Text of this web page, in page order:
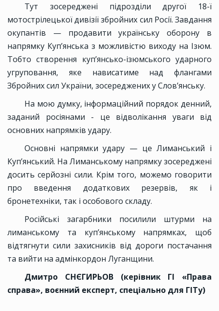
Тут зосереджені підрозділи другої 18-ї
мотострілецької дивізії збройних сил Росії. Завдання
окупантів — продавити українську оборону в
напрямку Куп’янська з можливістю виходу на Ізюм.
Тобто створення куп’янсько-ізюмського ударного
угруповання, яке нависатиме над флангами
Збройних сил України, зосереджених у Слов’янську.
На мою думку, інформаційний порядок денний,
заданий росіянами - це відволікання уваги від
основних напрямків удару.
Основні напрямки удару — це Лиманський і
Куп’янський. На Лиманському напрямку зосереджені
досить серйозні сили. Крім того, можемо говорити
про введення додаткових резервів, як і
бронетехніки, так і особового складу.
Російські загарбники посилили штурми на
лиманському та куп’янському напрямках, щоб
відтягнути сили захисників від дороги постачання
та вийти на адмінкордон Луганщини.
Дмитро СНЄГИРЬОВ (керівник ГІ «Права
справа», воєнний експерт, спеціально для ГІТу)